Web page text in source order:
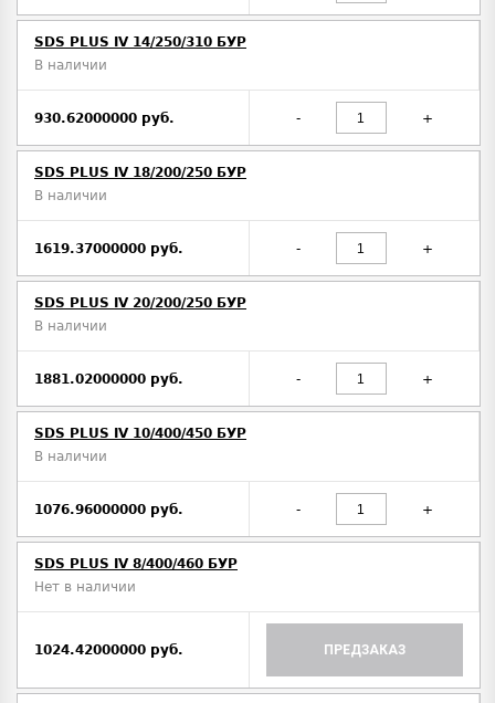
SDS PLUS IV 14/250/310 БУР
В наличии
930.62000000 руб. - +
SDS PLUS IV 18/200/250 БУР
В наличии
1619.37000000 руб. - +
SDS PLUS IV 20/200/250 БУР
В наличии
1881.02000000 руб. - +
SDS PLUS IV 10/400/450 БУР
В наличии
1076.96000000 руб. - +
SDS PLUS IV 8/400/460 БУР
Нет в наличии
1024.42000000 руб. ПРЕДЗАКАЗ